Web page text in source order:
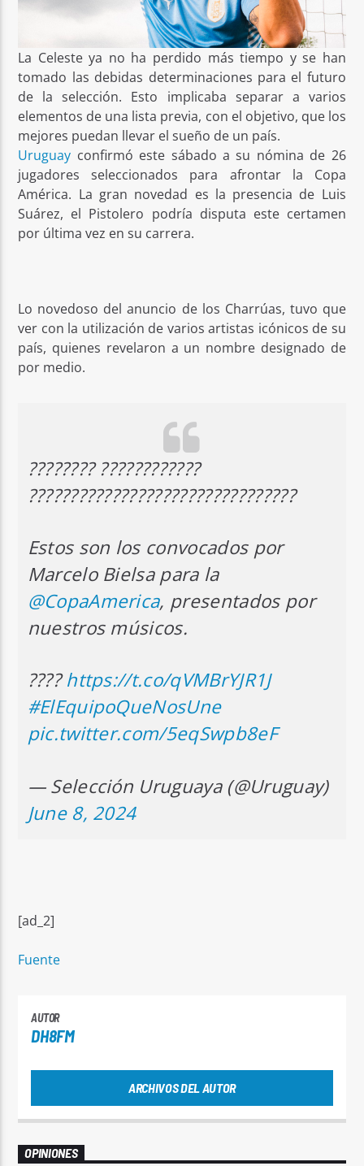
La Celeste ya no ha perdido más tiempo y se han
tomado las debidas determinaciones para el futuro
de la selección. Esto implicaba separar a varios
elementos de una lista previa, con el objetivo, que los
mejores puedan llevar el sueño de un país.
Uruguay confirmó este sábado a su nómina de 26
jugadores seleccionados para afrontar la Copa
América. La gran novedad es la presencia de Luis
Suárez, el Pistolero podría disputa este certamen
por última vez en su carrera.
Lo novedoso del anuncio de los Charrúas, tuvo que
ver con la utilización de varios artistas icónicos de su
país, quienes revelaron a un nombre designado de
por medio.
???????? ????????????
????????????????????????????????
Estos son los convocados por
Marcelo Bielsa para la
@CopaAmerica, presentados por
nuestros músicos.
????https://t.co/qVMBrYJR1J
#ElEquipoQueNosUne
pic.twitter.com/5eqSwpb8eF
— Selección Uruguaya (@Uruguay)
June 8, 2024
[ad_2]
Fuente
AUTOR
DH8FM
ARCHIVOS DEL AUTOR
OPINIONES